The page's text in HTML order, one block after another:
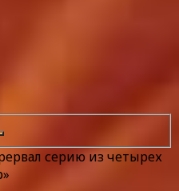
серию из четырех